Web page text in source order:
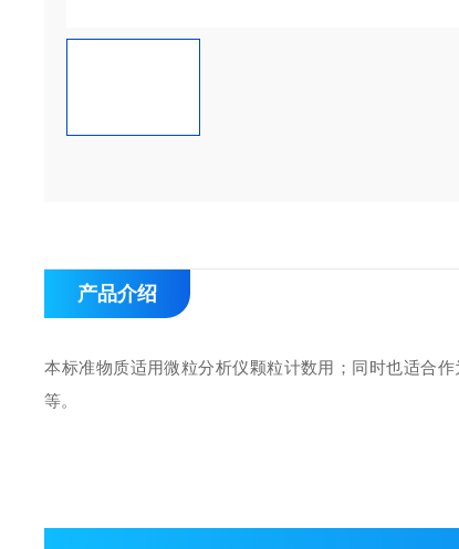
产品介绍
本标准物质适用微粒分析仪颗粒计数用；同时也适合
等。